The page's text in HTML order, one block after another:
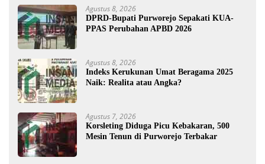
Agustus 8, 2026
DPRD-Bupati Purworejo Sepakati KUA-
PPAS Perubahan APBD 2026
Agustus 8, 2026
Indeks Kerukunan Umat Beragama 2025
Naik: Realita atau Angka?
Agustus 7, 2026
Korsleting Diduga Picu Kebakaran, 500
Mesin Tenun di Purworejo Terbakar